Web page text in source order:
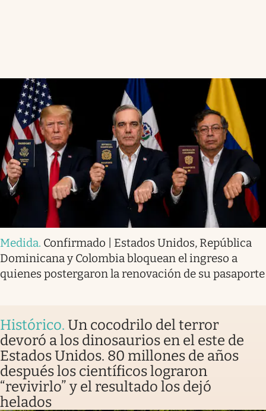
Medida. Confirmado | Estados Unidos, República
Dominicana y Colombia bloquean el ingreso a
quienes postergaron la renovación de su pasaporte
Histórico. Un cocodrilo del terror
devoró a los dinosaurios en el este de
Estados Unidos. 80 millones de años
después los científicos lograron
“revivirlo” y el resultado los dejó
helados